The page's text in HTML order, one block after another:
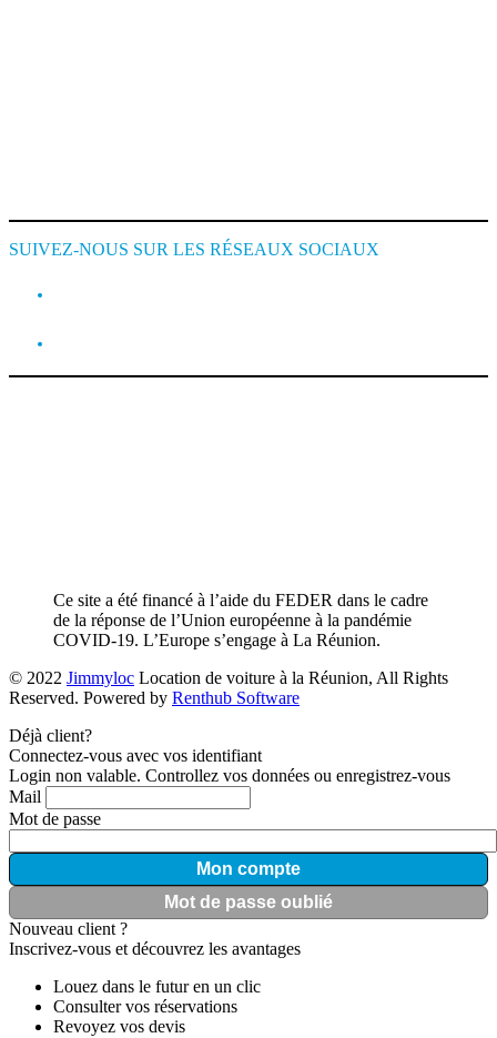
SUIVEZ-NOUS SUR LES RÉSEAUX SOCIAUX
Ce site a été financé à l’aide du FEDER dans le cadre
de la réponse de l’Union européenne à la pandémie
COVID-19. L’Europe s’engage à La Réunion.
© 2022 Jimmyloc Location de voiture à la Réunion, All Rights
Reserved. Powered by Renthub Software
Déjà client?
Connectez-vous avec vos identifiant
Login non valable. Controllez vos données ou enregistrez-vous
Mail
Mot de passe
Mon compte
Mot de passe oublié
Nouveau client ?
Inscrivez-vous et découvrez les avantages
Louez dans le futur en un clic
Consulter vos réservations
Revoyez vos devis